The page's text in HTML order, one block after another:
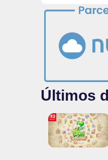
Últimos